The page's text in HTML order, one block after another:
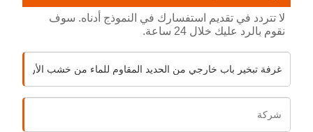
لا تتردد في تقديم استفسارك في النموذج أدناه. سوف
نقوم بالرد عليك خلال 24 ساعة.